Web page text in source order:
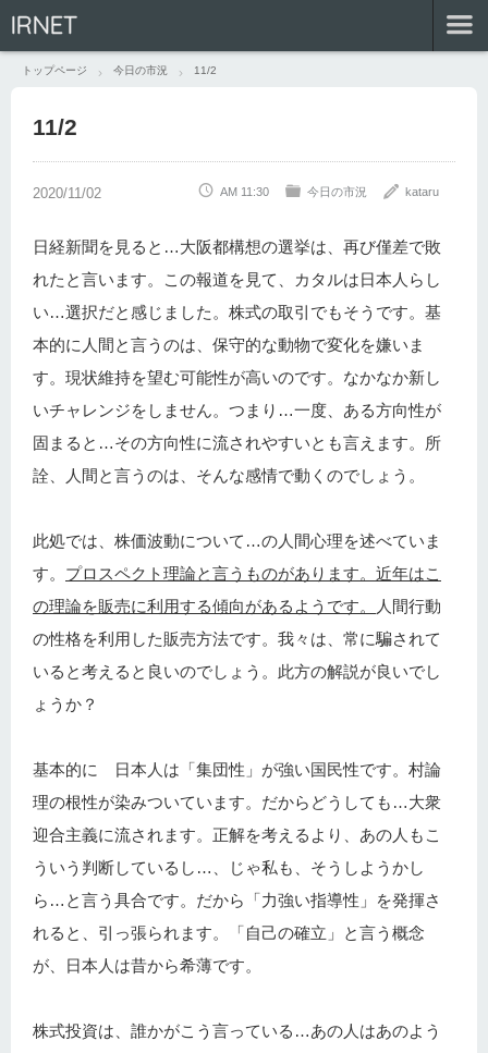
IRNET
トップページ 今日の市況 11/2
11/2
AM 11:30 今日の市況 kataru
日経新聞を見ると…大阪都構想の選挙は、再び僅差で敗
れたと言います。この報道を見て、カタルは日本人らし
い…選択だと感じました。株式の取引でもそうです。基
本的に人間と言うのは、保守的な動物で変化を嫌いま
す。現状維持を望む可能性が高いのです。なかなか新し
いチャレンジをしません。つまり…一度、ある方向性が
固まると…その方向性に流されやすいとも言えます。所
詮、人間と言うのは、そんな感情で動くのでしょう。
此処では、株価波動について…の人間心理を述べていま
す。 プロスペクト理論と言うものがあります。近年はこ
の理論を販売に利用する傾向があるようです。
人間行動
の性格を利用した販売方法です。我々は、常に騙されて
いると考えると良いのでしょう。此方の解説が良いでし
ょうか？
基本的に 日本人は「集団性」が強い国民性です。村論
理の根性が染みついています。だからどうしても…大衆
迎合主義に流されます。正解を考えるより、あの人もこ
ういう判断しているし…、じゃ私も、そうしようかし
ら…と言う具合です。だから「力強い指導性」を発揮さ
れると、引っ張られます。「自己の確立」と言う概念
が、日本人は昔から希薄です。
株式投資は、誰かがこう言っている…あの人はあのよう